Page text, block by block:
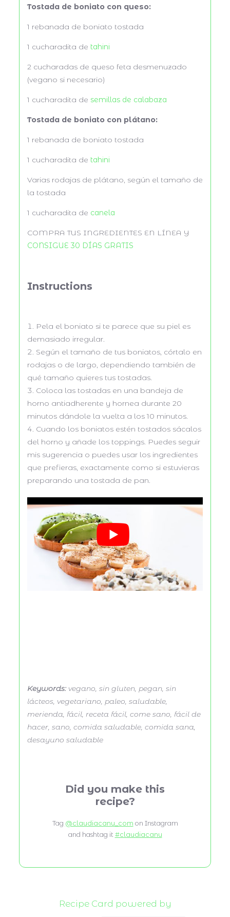
Tostada de boniato con queso:
1 rebanada de boniato tostada
1 cucharadita de tahini
2 cucharadas de queso feta desmenuzado
(vegano si necesario)
1 cucharadita de semillas de calabaza
Tostada de boniato con plátano:
1 rebanada de boniato tostada
1 cucharadita de tahini
Varias rodajas de plátano, según el tamaño de
la tostada
1 cucharadita de canela
COMPRA TUS INGREDIENTES EN LÍNEA Y
CONSIGUE 30 DÍAS GRATIS
Instructions
Pela el boniato si te parece que su piel es
demasiado irregular.
Según el tamaño de tus boniatos, córtalo en
rodajas o de largo, dependiendo también de
qué tamaño quieres tus tostadas.
Coloca las tostadas en una bandeja de
horno antiadherente y hornea durante 20
minutos dándole la vuelta a los 10 minutos.
Cuando los boniatos estén tostados sácalos
del horno y añade los toppings. Puedes seguir
mis sugerencia o puedes usar los ingredientes
que prefieras, exactamente como si estuvieras
preparando una tostada de pan.
Keywords: vegano, sin gluten, pegan, sin
lácteos, vegetariano, paleo, saludable,
merienda, fácil, receta fácil, come sano, fácil de
hacer, sano, comida saludable, comida sana,
desayuno saludable
Did you make this
recipe?
Tag @claudiacanu_com on Instagram
and hashtag it #claudiacanu
Recipe Card powered by